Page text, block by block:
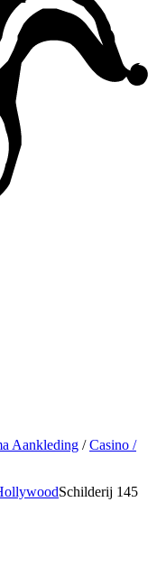
Aankleding /Casino /
Schilderij 145